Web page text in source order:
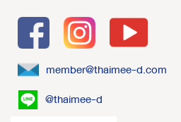
member@thaimee-d.com
@thaimee-d